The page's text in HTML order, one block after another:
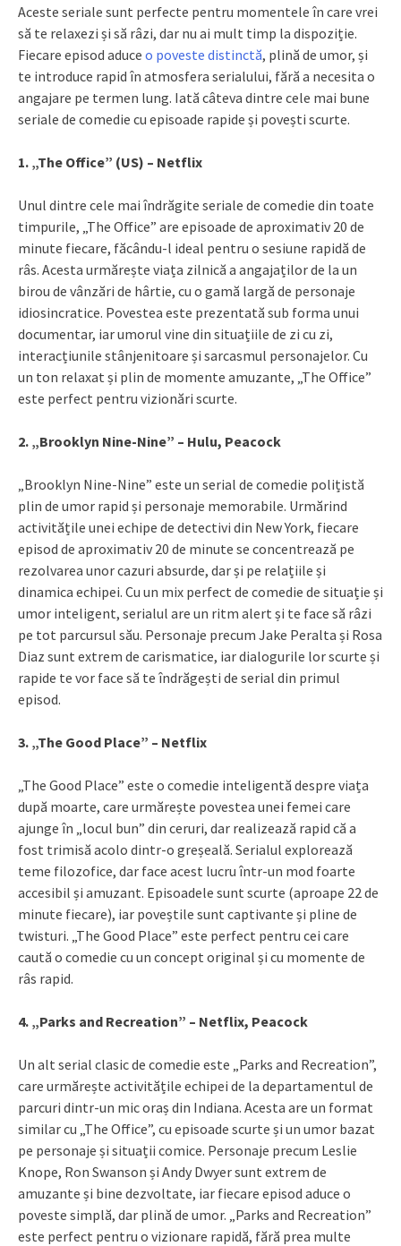
Aceste seriale sunt perfecte pentru momentele în care vrei
să te relaxezi și să râzi, dar nu ai mult timp la dispoziție.
Fiecare episod aduce o poveste distinctă, plină de umor, și
te introduce rapid în atmosfera serialului, fără a necesita o
angajare pe termen lung. Iată câteva dintre cele mai bune
seriale de comedie cu episoade rapide și povești scurte.
1. „The Office” (US) – Netflix
Unul dintre cele mai îndrăgite seriale de comedie din toate
timpurile, „The Office” are episoade de aproximativ 20 de
minute fiecare, făcându-l ideal pentru o sesiune rapidă de
râs. Acesta urmărește viața zilnică a angajaților de la un
birou de vânzări de hârtie, cu o gamă largă de personaje
idiosincratice. Povestea este prezentată sub forma unui
documentar, iar umorul vine din situațiile de zi cu zi,
interacțiunile stânjenitoare și sarcasmul personajelor. Cu
un ton relaxat și plin de momente amuzante, „The Office”
este perfect pentru vizionări scurte.
2. „Brooklyn Nine-Nine” – Hulu, Peacock
„Brooklyn Nine-Nine” este un serial de comedie polițistă
plin de umor rapid și personaje memorabile. Urmărind
activitățile unei echipe de detectivi din New York, fiecare
episod de aproximativ 20 de minute se concentrează pe
rezolvarea unor cazuri absurde, dar și pe relațiile și
dinamica echipei. Cu un mix perfect de comedie de situație și
umor inteligent, serialul are un ritm alert și te face să râzi
pe tot parcursul său. Personaje precum Jake Peralta și Rosa
Diaz sunt extrem de carismatice, iar dialogurile lor scurte și
rapide te vor face să te îndrăgești de serial din primul
episod.
3. „The Good Place” – Netflix
„The Good Place” este o comedie inteligentă despre viața
după moarte, care urmărește povestea unei femei care
ajunge în „locul bun” din ceruri, dar realizează rapid că a
fost trimisă acolo dintr-o greșeală. Serialul explorează
teme filozofice, dar face acest lucru într-un mod foarte
accesibil și amuzant. Episoadele sunt scurte (aproape 22 de
minute fiecare), iar poveștile sunt captivante și pline de
twisturi. „The Good Place” este perfect pentru cei care
caută o comedie cu un concept original și cu momente de
râs rapid.
4. „Parks and Recreation” – Netflix, Peacock
Un alt serial clasic de comedie este „Parks and Recreation”,
care urmărește activitățile echipei de la departamentul de
parcuri dintr-un mic oraș din Indiana. Acesta are un format
similar cu „The Office”, cu episoade scurte și un umor bazat
pe personaje și situații comice. Personaje precum Leslie
Knope, Ron Swanson și Andy Dwyer sunt extrem de
amuzante și bine dezvoltate, iar fiecare episod aduce o
poveste simplă, dar plină de umor. „Parks and Recreation”
este perfect pentru o vizionare rapidă, fără prea multe